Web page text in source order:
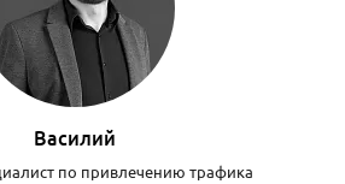
Василий
по привлечению трафика